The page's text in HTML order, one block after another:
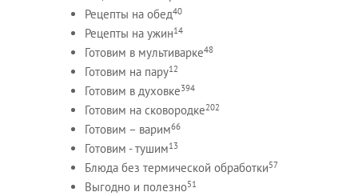
Рецепты на обед40
Рецепты на ужин14
Готовим в мультиварке48
Готовим на пару12
Готовим в духовке394
Готовим на сковородке202
Готовим – варим66
Готовим - тушим13
Блюда без термической обработки57
Выгодно и полезно51